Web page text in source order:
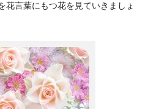
花言葉にもつ花を見ていきましょ